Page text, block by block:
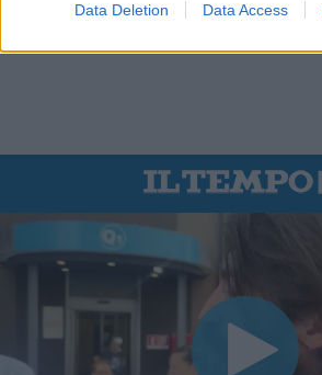
Data Deletion Data Access